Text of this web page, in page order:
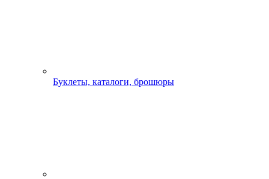
Буклеты, каталоги, брошюры